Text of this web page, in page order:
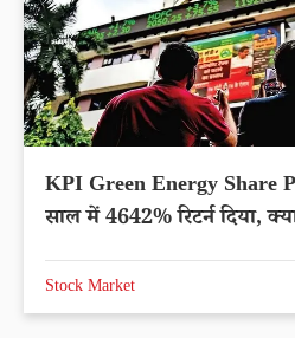
KPI Green Energy Share
साल में 4642% रिटर्न दिया,
Stock Market